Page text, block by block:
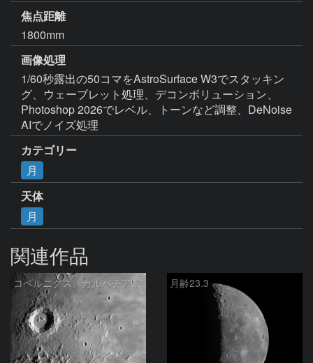
焦点距離
1800mm
画像処理
1/60秒露出の50コマをAstroSurface W3でスタッキン
グ、ウェーブレット処理、デコンボリューション、
Photoshop 2026でレベル、トーンなど調整、DeNoise
AIでノイズ処理
カテゴリー
月
天体
月
関連作品
コペルニクス、カルパチア山脈付近 月齢23.3